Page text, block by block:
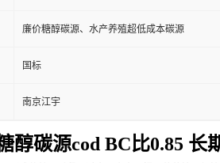
廉价糖醇碳源、水产养殖超低成本碳源
国标
南京江宇
醇碳源cod BC比0.85 长